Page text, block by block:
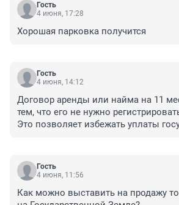
Гость
4 июня, 17:28
Хорошая парковка получится
Гость
4 июня, 14:12
Договор аренды или найма на 11
тем, что его не нужно
Это позволяет избежать уплаты
документов и дает участникам
гибкость.
Как интересно, хотят уйти от оплаты.
появляется всё больше в тц
Гость
4 июня, 11:56
Как можно выставить на продажу